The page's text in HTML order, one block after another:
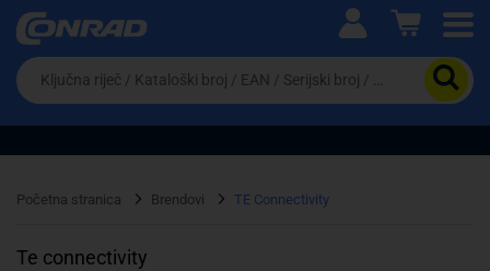
Ova postavka prilagođava asortiman proizvoda i
cijene vašim potrebama.
Da
biste
potražili
proizvod,
unesite
riječ,
EAN
Početna stranica Brendovi TE Connectivity
Te connectivity